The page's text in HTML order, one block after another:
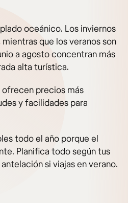
oceánico. Los inviernos
que los veranos son
a agosto concentran más
alta turística.
precios más
y facilidades para
todo el año porque el
Planifica todo según tus
si viajas en verano.